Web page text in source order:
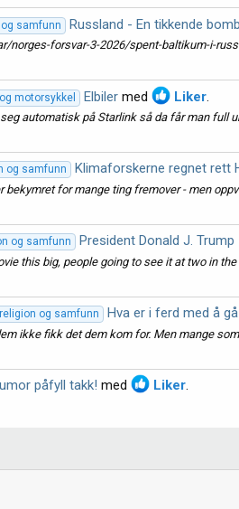
samfunn Russland - En tikkende
norges-forsvar-3-2026/spent-baltikum-i-
motorsykkel Elbiler med Liker
automatisk på Starlink så da får man full
og samfunn Klimaforskerne regnet rett
for mange ting fremover - men
og samfunn President Donald J.
this big, people going to see it at two in
og samfunn Hva er i ferd med å
ikke fikk det dem kom for. Men mange
påfyll takk! med Liker.